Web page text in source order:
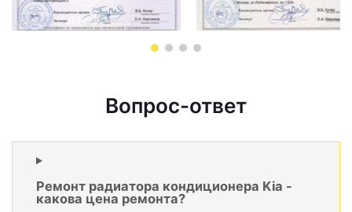
Вопрос-ответ
Ремонт радиатора кондиционера Kia -
какова цена ремонта?